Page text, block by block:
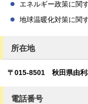
エネルギー政策に関
地球温暖化対策に関
所在地
〒015-8501 秋田県由
電話番号